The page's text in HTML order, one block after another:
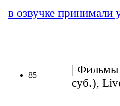
в озвучке принимали
85
| Фильмы
суб.),